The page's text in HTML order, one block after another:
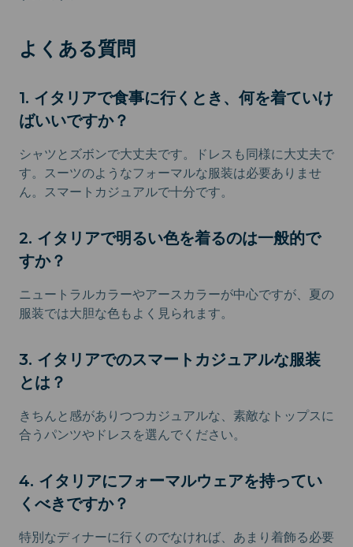
よくある質問
1. イタリアで食事に行くとき、何を着ていけ
ばいいですか？
シャツとズボンで大丈夫です。ドレスも同様に大丈夫で
す。スーツのようなフォーマルな服装は必要ありませ
ん。スマートカジュアルで十分です。
2. イタリアで明るい色を着るのは一般的で
すか？
ニュートラルカラーやアースカラーが中心ですが、夏の
服装では大胆な色もよく見られます。
3. イタリアでのスマートカジュアルな服装
とは？
きちんと感がありつつカジュアルな、素敵なトップスに
合うパンツやドレスを選んでください。
4. イタリアにフォーマルウェアを持ってい
くべきですか？
特別なディナーに行くのでなければ、あまり着飾る必要